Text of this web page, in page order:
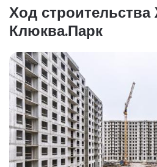
Ход
Клюква.Парк